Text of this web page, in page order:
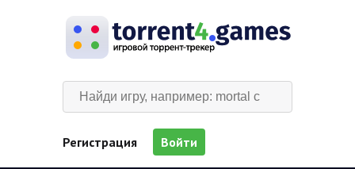
Регистрация Войти